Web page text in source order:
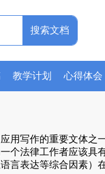
搜索文档
教学计划 心得体会
用写作的重要文体之一
个法律工作者应该
表达等综合因素）